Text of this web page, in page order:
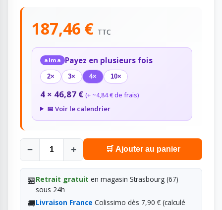
187,46 € TTC
alma Payez en plusieurs fois
2× 3× 4× 10×
4 × 46,87 € (+ ~4,84 € de frais)
📅 Voir le calendrier
− + 🛒 Ajouter au panier
🏪Retrait gratuit en magasin Strasbourg (67)
sous 24h
🚚Livraison France Colissimo dès 7,90 € (calculé